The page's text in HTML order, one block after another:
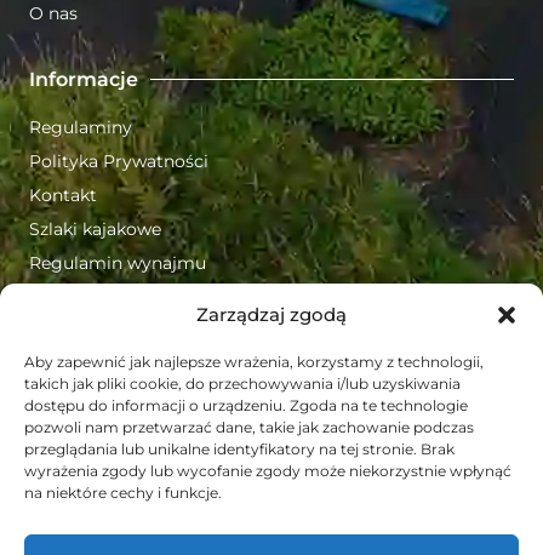
Zarządzaj zgodą
Aby zapewnić jak najlepsze wrażenia, korzystamy z technologii,
takich jak pliki cookie, do przechowywania i/lub uzyskiwania
dostępu do informacji o urządzeniu. Zgoda na te technologie
pozwoli nam przetwarzać dane, takie jak zachowanie podczas
przeglądania lub unikalne identyfikatory na tej stronie. Brak
wyrażenia zgody lub wycofanie zgody może niekorzystnie wpłynąć
na niektóre cechy i funkcje.
O nas
Informacje
Regulaminy
Polityka Prywatności
Kontakt
Szlaki kajakowe
Regulamin wynajmu
Naszę podstawowe informacje
FORMULARZ KONTAKTOWY
Wynajemkajakow.pl OW Suchany
ul. Turystyczna 5 42-120 Władysławów
Rezerwacja kajaków: 721 792 135
Rezerwacja noclegów: 516 127 288